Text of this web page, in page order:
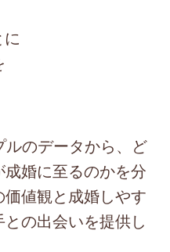
のデータから、ど
婚に至るのかを分
値観と成婚しやす
の出会いを提供し